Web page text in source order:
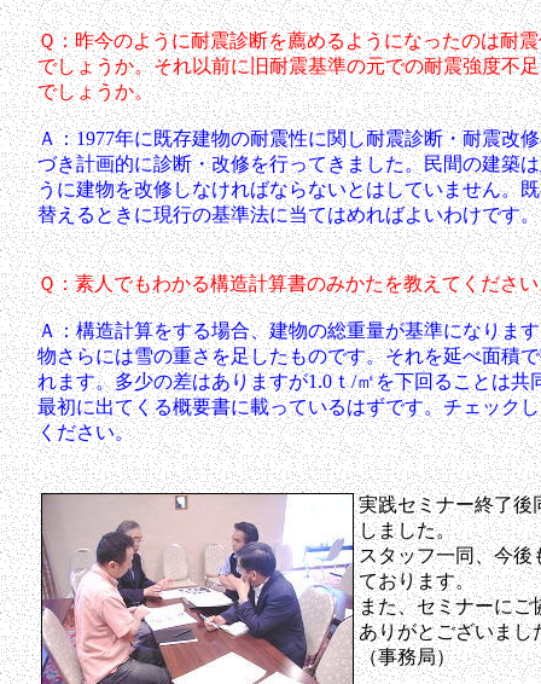
Ｑ：昨今のように耐震診断を薦めるようになったのは耐
でしょうか。それ以前に旧耐震基準の元での耐震強度不
でしょうか。
Ａ：1977年に既存建物の耐震性に関し耐震診断・耐震改
づき計画的に診断・改修を行ってきました。民間の建築
うに建物を改修しなければならないとはしていません。
替えるときに現行の基準法に当てはめればよいわけです。
Ｑ：素人でもわかる構造計算書のみかたを教えてくださ
Ａ：構造計算をする場合、建物の総重量が基準になりま
物さらには雪の重さを足したものです。それを延べ面積
れます。多少の差はありますが1.0ｔ/㎡を下回ることは
最初に出てくる概要書に載っているはずです。チェック
ください。
実践セミナー終了後
しました。
スタッフ一同、今後
ております。
また、セミナーにご
ありがとございまし
（事務局）